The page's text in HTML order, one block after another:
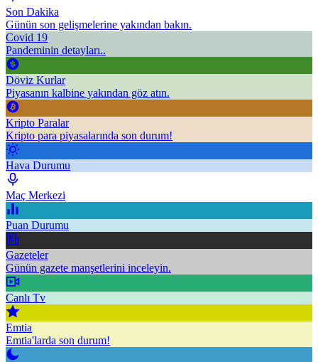
Son Dakika
Günün son gelişmelerine yakından bakın.
Covid 19
Pandeminin detayları..
Döviz Kurlar
Piyasanın kalbine yakından göz atın.
Kripto Paralar
Kripto para piyasalarında son durum!
Hava Durumu
Maç Merkezi
Puan Durumu
Gazeteler
Günün gazete manşetlerini inceleyin.
Canlı Tv
Emtia
Emtia'larda son durum!